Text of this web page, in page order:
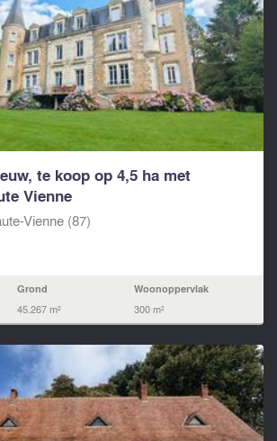
te koop op 4,5 ha met
Vienne
Vienne (87)
Grond
45.267 m²
Woonoppervlak
300 m²